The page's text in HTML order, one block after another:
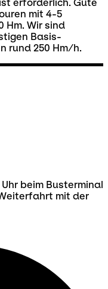
erforderlich. Gute
mit 4-5
Hm. Wir sind
Basis-
rund 250 Hm/h.
beim Busterminal
mit der